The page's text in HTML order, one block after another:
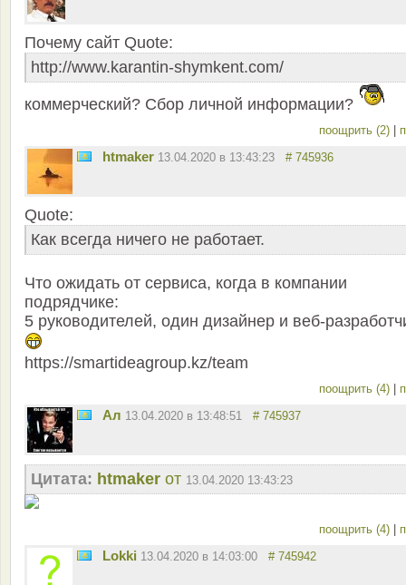
Почему сайт Quote:
http://www.karantin-shymkent.com/
коммерческий? Сбор личной информации?
поощрить (2)
htmaker 13.04.2020 в 13:43:23 # 745936
Quote:
Как всегда ничего не работает.
Что ожидать от сервиса, когда в компании
подрядчике:
5 руководителей, один дизайнер и веб-
https://smartideagroup.kz/team
поощрить (4)
Ал 13.04.2020 в 13:48:51 # 745937
Цитата: htmaker от 13.04.2020 13:43:23
поощрить (4)
Lokki 13.04.2020 в 14:03:00 # 745942